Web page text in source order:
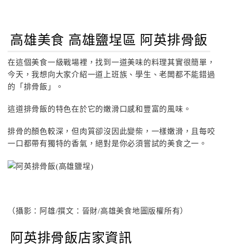
高雄美食 高雄鹽埕區 阿英排骨飯
在這個美食一級戰場裡，找到一道美味的料理其實很簡單，
今天，我想向大家介紹一道上班族、學生、老闆都不能錯過
的「排骨飯」。
這道排骨飯的特色在於它的嫩滑口感和豐富的風味。
排骨的顏色較深，但肉質卻沒因此變柴，一樣嫩滑，且每咬
一口都帶有獨特的香氣，絕對是你必須嘗試的美食之一。
（攝影：阿雄/撰文：晉財/高雄美食地圖版權所有）
阿英排骨飯店家資訊